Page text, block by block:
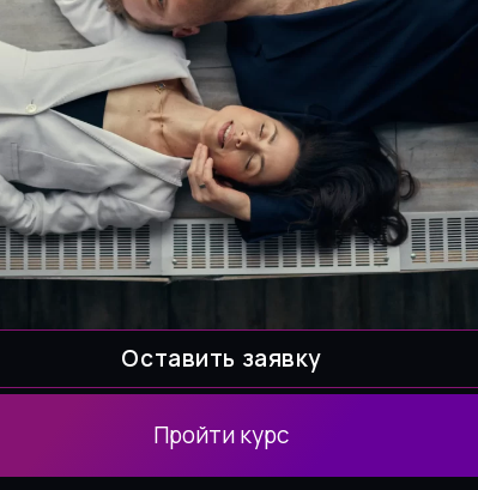
Пройти курс
Оставить заявку